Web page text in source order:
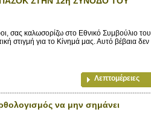
σας καλωσορίζω στο Εθνικό Συμβούλιο του
στιγμή για το Κίνημά μας. Αυτό βέβαια δεν
Λεπτομέρειες
να μην σημάνει